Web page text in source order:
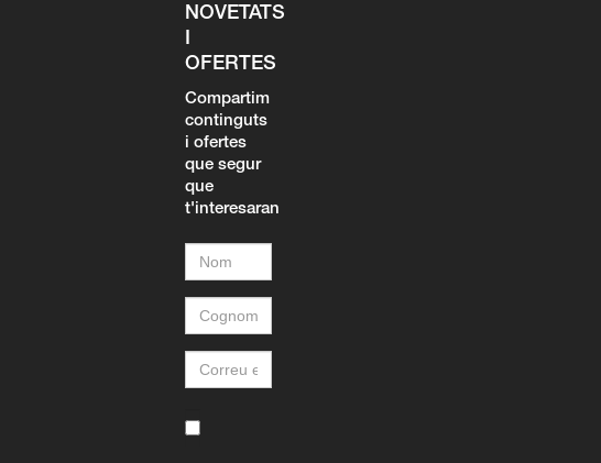
NOVETATS
I
OFERTES
Compartim
continguts
i ofertes
que segur
que
t'interesaran